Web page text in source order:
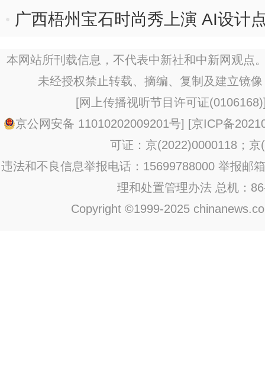
广西梧州宝石时尚秀上演 AI设计
本网站所刊载信息，不代表中新社和中新网观点
未经授权禁止转载、摘编、复制及建立镜
[网上传播视听节目许可证(0106168)
京公网安备 11010202009201号] [京ICP备
可证：京(2022)0000118；京
违法和不良信息举报电话：15699788000 举报邮
理和处置管理办法 总机：
Copyright ©1999-2025